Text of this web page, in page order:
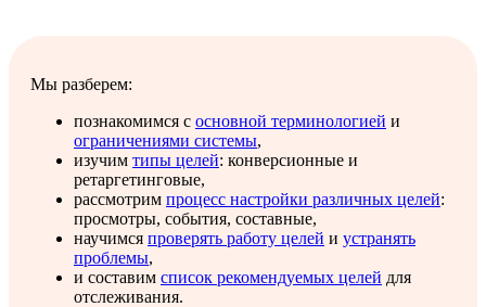
Мы разберем:
познакомимся с основной терминологией и
ограничениями системы,
изучим типы целей: конверсионные и
ретаргетинговые,
рассмотрим процесс настройки различных целей:
просмотры, события, составные,
научимся проверять работу целей и устранять
проблемы,
и составим список рекомендуемых целей для
отслеживания.